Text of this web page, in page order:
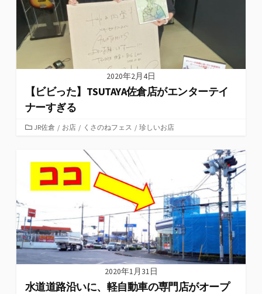
2020年2月4日
【ビビった】TSUTAYA佐倉店がエンターテイ
ナーすぎる
カ
リ
JR佐倉 / お店 / くさのねフェス / 珍しいお店
2020年1月31日
水道道路沿いに、軽自動車の専門店がオープ